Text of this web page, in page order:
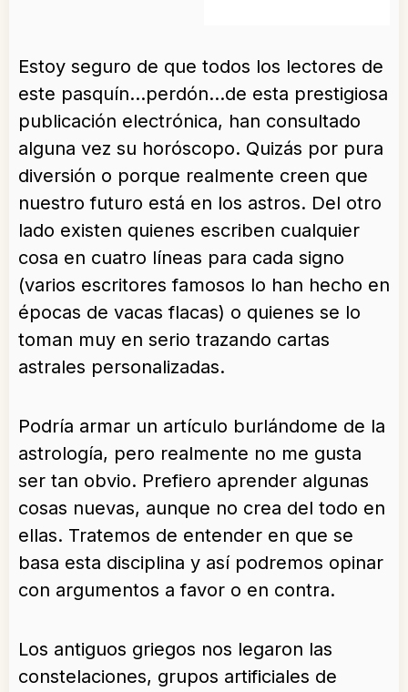
Estoy seguro de que todos los lectores de
este pasquín…perdón…de esta prestigiosa
publicación electrónica, han consultado
alguna vez su horóscopo. Quizás por pura
diversión o porque realmente creen que
nuestro futuro está en los astros. Del otro
lado existen quienes escriben cualquier
cosa en cuatro líneas para cada signo
(varios escritores famosos lo han hecho en
épocas de vacas flacas) o quienes se lo
toman muy en serio trazando cartas
astrales personalizadas.
Podría armar un artículo burlándome de la
astrología, pero realmente no me gusta
ser tan obvio. Prefiero aprender algunas
cosas nuevas, aunque no crea del todo en
ellas. Tratemos de entender en que se
basa esta disciplina y así podremos opinar
con argumentos a favor o en contra.
Los antiguos griegos nos legaron las
constelaciones, grupos artificiales de